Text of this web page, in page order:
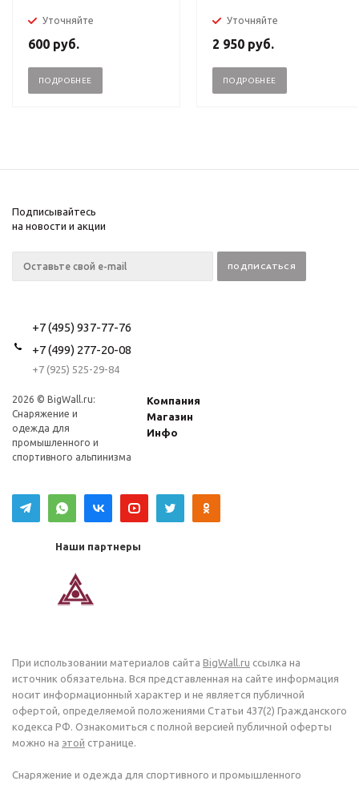
Уточняйте
600 руб.
ПОДРОБНЕЕ
Уточняйте
2 950 руб.
ПОДРОБНЕЕ
Подписывайтесь
на новости и акции
+7 (495) 937-77-76
+7 (499) 277-20-08
+7 (925) 525-29-84
2026 © BigWall.ru:
Снаряжение и
одежда для
промышленного и
спортивного альпинизма
Компания
Магазин
Инфо
Наши партнеры
При использовании материалов сайта BigWall.ru ссылка на
источник обязательна. Вся представленная на сайте информация
носит информационный характер и не является публичной
офертой, определяемой положениями Статьи 437(2) Гражданского
кодекса РФ. Ознакомиться с полной версией публичной оферты
можно на этой странице.
Снаряжение и одежда для спортивного и промышленного